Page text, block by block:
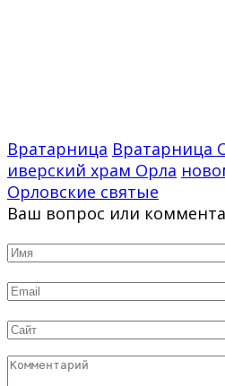
Вратарница Вратарница
иверский храм Орла
Орловские святые
Ваш вопрос или
Имя
Email
Сайт
Комментарий